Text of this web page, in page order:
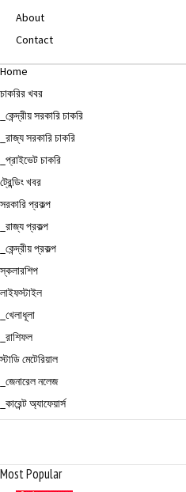
About
Contact
Home
চাকরির খবর
_কেন্দ্রীয় সরকারি চাকরি
_রাজ্য সরকারি চাকরি
_প্রাইভেট চাকরি
ট্রেন্ডিং খবর
সরকারি প্রকল্প
_রাজ্য প্রকল্প
_কেন্দ্রীয় প্রকল্প
স্কলারশিপ
লাইফস্টাইল
_খেলাধূলা
_রাশিফল
স্টাডি মেটেরিয়াল
_জেনারেল নলেজ
_কারেন্ট অ্যাফেয়ার্স
Most Popular